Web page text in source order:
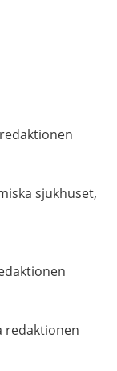
sjukhuset,
redaktionen